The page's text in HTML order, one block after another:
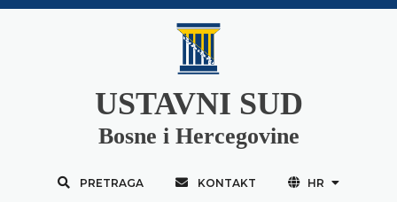
USTAVNI SUD
Bosne i Hercegovine
PRETRAGA KONTAKT HR